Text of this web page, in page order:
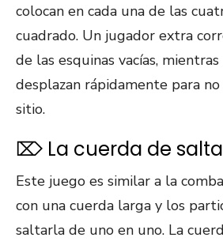
colocan en cada una de las
cuadrado. Un jugador extra
de las esquinas vacías,
desplazan rápidamente para
sitio.
⌦ La cuerda de
Este juego es similar a la
con una cuerda larga y los
saltarla de uno en uno. La